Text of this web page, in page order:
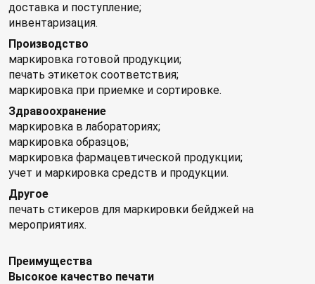
доставка и поступление;
инвентаризация.
Производство
маркировка готовой продукции;
печать этикеток соответствия;
маркировка при приемке и сортировке.
Здравоохранение
маркировка в лабораториях;
маркировка образцов;
маркировка фармацевтической продукции;
учет и маркировка средств и продукции.
Другое
печать стикеров для маркировки бейджей на
мероприятиях.
Преимущества
Высокое качество печати